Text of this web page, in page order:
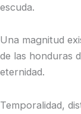
escuda.
Una magnitud
de las honduras
eternidad.
Temporalidad,